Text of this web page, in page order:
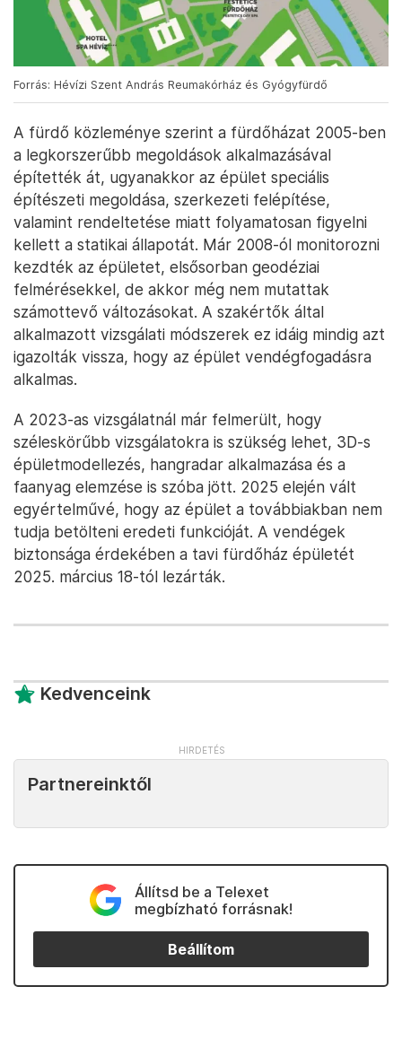
Forrás: Hévízi Szent András Reumakórház és Gyógyfürdő
A fürdő közleménye szerint a fürdőházat 2005-ben
a legkorszerűbb megoldások alkalmazásával
építették át, ugyanakkor az épület speciális
építészeti megoldása, szerkezeti felépítése,
valamint rendeltetése miatt folyamatosan figyelni
kellett a statikai állapotát. Már 2008-ól monitorozni
kezdték az épületet, elsősorban geodéziai
felmérésekkel, de akkor még nem mutattak
számottevő változásokat. A szakértők által
alkalmazott vizsgálati módszerek ez idáig mindig azt
igazolták vissza, hogy az épület vendégfogadásra
alkalmas.
A 2023-as vizsgálatnál már felmerült, hogy
széleskörűbb vizsgálatokra is szükség lehet, 3D-s
épületmodellezés, hangradar alkalmazása és a
faanyag elemzése is szóba jött. 2025 elején vált
egyértelművé, hogy az épület a továbbiakban nem
tudja betölteni eredeti funkcióját. A vendégek
biztonsága érdekében a tavi fürdőház épületét
2025. március 18-tól lezárták.
Kedvenceink
Partnereinktől
Állítsd be a Telexet
megbízható forrásnak!
Beállítom